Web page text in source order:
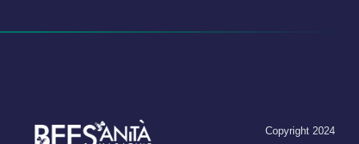
Copyright 2024